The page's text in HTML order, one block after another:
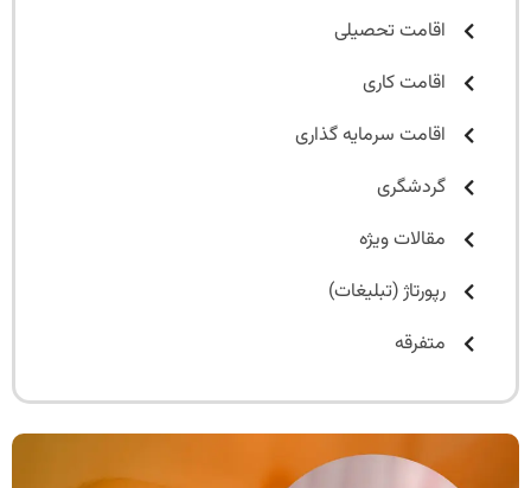
اقامت تحصیلی
اقامت کاری
اقامت سرمایه گذاری
گردشگری
مقالات ویژه
رپورتاژ (تبلیغات)
متفرقه